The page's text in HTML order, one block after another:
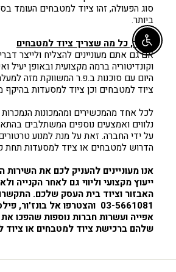
סוג הפעולה, זהו ציוד למטבחים העומד
ביותר.
ב.פ.ר, כל מה שצריך ציוד למטבחים
אם גם אתם מעוניינים להצליח ולייצר
וקונדיטוריה ברמה מקצועית ובאופן יעיל
היום עם סוכנות ב.פ.ר המשווקת מזה
ציוד למטבחים וכן ציוד למסעדות בהיקף
לכל אחד מהמכשירים ומהמכונות
נלווים ואמצעים נוספים המשתלבים
על ידי החברה. זאת על מנת למנוע
הדרוש למטבחים או ציוד למסעדות תחת
אנו מעוניינים להעניק לכם את השירות
ייעוץ מקצועי וליווי גם לאחר הקנייה
האבזור וציוד בית העסק שלכם.
03-5661081 והצטרפו אל
אפייה ועשרות חברות נוספות שהפכו
שלהם ברכישת ציוד למטבחים או ציוד
Enable accessibility